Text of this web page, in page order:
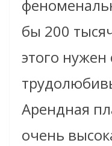
бы 200
этого нужен
Арендная
очень